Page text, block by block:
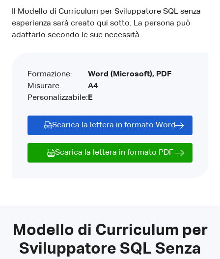
Il Modello di Curriculum per Sviluppatore SQL senza
esperienza sarà creato qui sotto. La persona può
adattarlo secondo le sue necessità.
Formazione:
Misurare:
Personalizzabile:
Word (Microsoft), PDF
A4
E
Scarica la lettera in formato Word
Scarica la lettera in formato PDF
Modello di Curriculum per
Sviluppatore SQL Senza